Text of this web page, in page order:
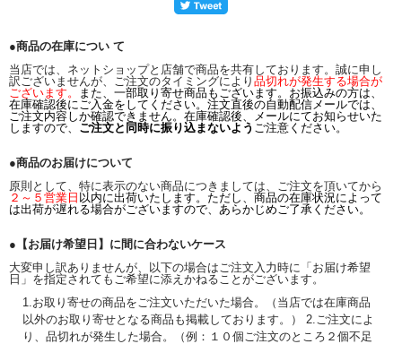
●商品の在庫につい て
当店では、ネットショップと店舗で商品を共有しております。誠に申し
訳ございませんが、ご注文のタイミングにより 品切れが発生する場合が
ございます。
また、一部取り寄せ商品もございます。お振込みの方は、
在庫確認後にご入金をしてください。注文直後の自動配信メールでは、
ご注文内容しか確認できません。在庫確認後、メールにてお知らせいた
しますので、 ご注文と同時に振り込まないよう ご注意ください。
●商品のお届けについて
原則として、特に表示のない商品につきましては、ご注文を頂いてから
２～５営業日 以内に出荷いたします。ただし、商品の在庫状況によって
は出荷が遅れる場合がございますので、あらかじめご了承ください。
●【お届け希望日】に間に合わないケース
大変申し訳ありませんが、以下の場合はご注文入力時に「お届け希望
日」を指定されてもご希望に添えかねることがございます。
1.お取り寄せの商品をご注文いただいた場合。（当店では在庫商品
以外のお取り寄せとなる商品も掲載しております。） 2.ご注文によ
り、品切れが発生した場合。（例：１０個ご注文のところ２個不足